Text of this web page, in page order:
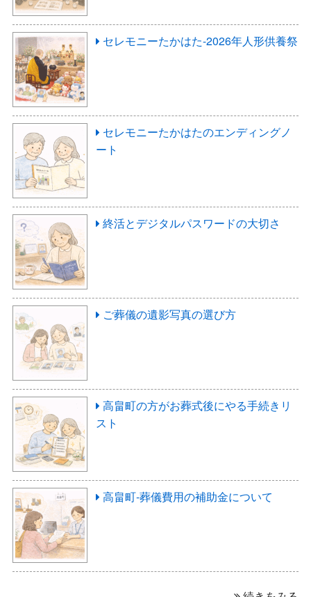
セレモニーたかはた-2026年人形供養祭
セレモニーたかはたのエンディングノ
ート
終活とデジタルパスワードの大切さ
ご葬儀の遺影写真の選び方
高畠町の方がお葬式後にやる手続きリ
スト
高畠町-葬儀費用の補助金について